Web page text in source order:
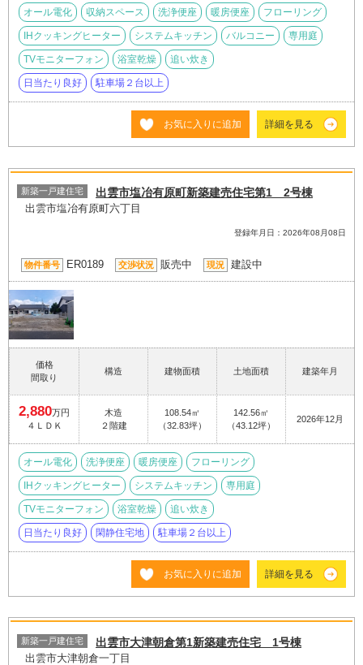
オール電化 収納スペース 洗浄便座 暖房便座 フローリング
IHクッキングヒーター システムキッチン バルコニー 専用庭
TVモニターフォン 浴室乾燥 追い炊き
日当たり良好 駐車場２台以上
お気に入りに追加 詳細を見る
新築一戸建住宅 出雲市塩冶有原町新築建売住宅第1 2号棟
出雲市塩冶有原町六丁目
登録年月日：2026年08月08日
物件番号 ER0189 交渉状況 販売中 現況 建設中
価格
間取り
構造 建物面積 土地面積 建築年月
2,880万円
４ＬＤＫ
木造
２階建
108.54㎡
（32.83坪）
142.56㎡
（43.12坪）
2026年12月
オール電化 洗浄便座 暖房便座 フローリング
IHクッキングヒーター システムキッチン 専用庭
TVモニターフォン 浴室乾燥 追い炊き
日当たり良好 閑静住宅地 駐車場２台以上
お気に入りに追加 詳細を見る
新築一戸建住宅 出雲市大津朝倉第1新築建売住宅 1号棟
出雲市大津朝倉一丁目